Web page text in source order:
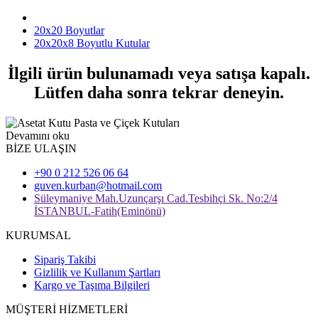
20x20 Boyutlar
20x20x8 Boyutlu Kutular
İlgili ürün bulunamadı veya satışa kapalı.
Lütfen daha sonra tekrar deneyin.
Devamını oku
BİZE ULAŞIN
+90 0 212 526 06 64
guven.kurban@hotmail.com
Süleymaniye Mah.Uzunçarşı Cad.Tesbihçi Sk. No:2/4
İSTANBUL-Fatih(Eminönü)
KURUMSAL
Sipariş Takibi
Gizlilik ve Kullanım Şartları
Kargo ve Taşıma Bilgileri
MÜŞTERİ HİZMETLERİ